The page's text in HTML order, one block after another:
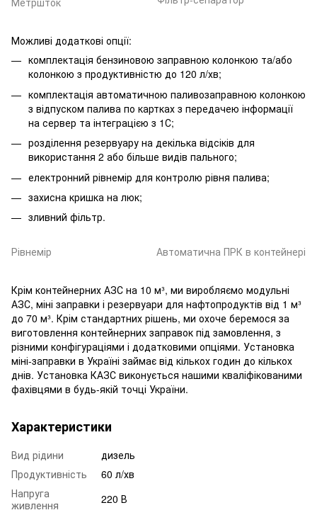
Можливі додаткові опції:
комплектація бензиновою заправною колонкою та/або
колонкою з продуктивністю до 120 л/хв;
комплектація автоматичною паливозаправною колонкою
з відпуском палива по картках з передачею інформації
на сервер та інтеграцією з 1С;
розділення резервуару на декілька відсіків для
використання 2 або більше видів пального;
електронний рівнемір для контролю рівня палива;
захисна кришка на люк;
зливний фільтр.
Рівнемір Автоматична ПРК в контейнері
Крім контейнерних АЗС на 10 м³, ми виробляємо модульні
АЗС, міні заправки і резервуари для нафтопродуктів від 1 м³
до 70 м³. Крім стандартних рішень, ми охоче беремося за
виготовлення контейнерних заправок під замовлення, з
різними конфігураціями і додатковими опціями. Установка
міні-заправки в Україні займає від кількох годин до кількох
днів. Установка КАЗС виконується нашими кваліфікованими
фахівцями в будь-якій точці України.
Характеристики
Вид рідини
дизель
Продуктивність
60 л/хв
Напруга
живлення
220 В